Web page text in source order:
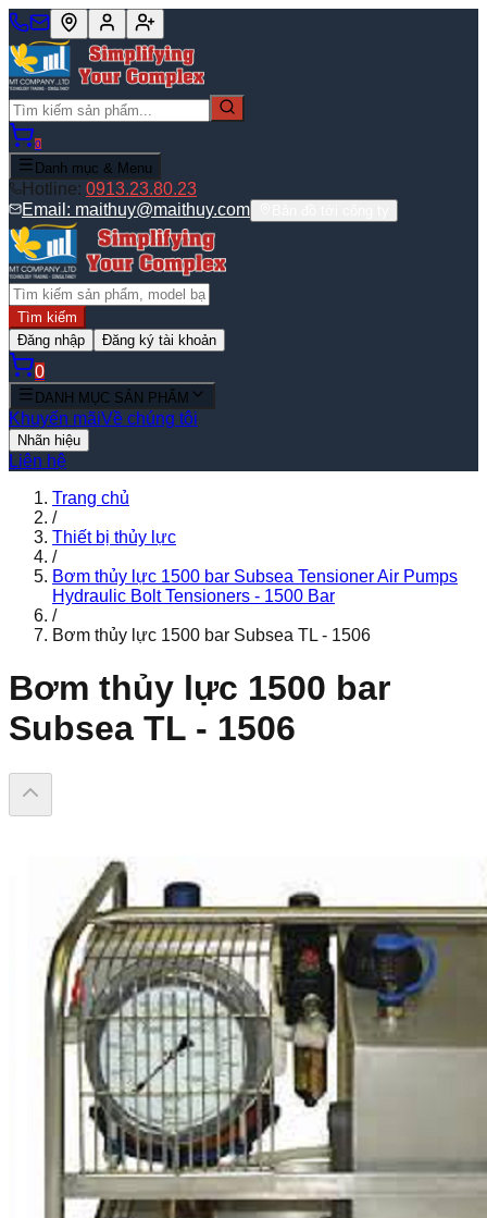
0
Danh mục & Menu
Hotline: 0913.23.80.23
Email: maithuy@maithuy.com
Tìm kiếm
Đăng nhập
Đăng ký tài khoản
0
DANH MỤC SẢN PHẨM
Khuyến mãiVề chúng tôi
Nhãn hiệu
Liên hệ
Trang chủ
/
Thiết bị thủy lực
/
Bơm thủy lực 1500 bar Subsea Tensioner Air Pumps
Hydraulic Bolt Tensioners - 1500 Bar
/
Bơm thủy lực 1500 bar Subsea TL - 1506
Bơm thủy lực 1500 bar
Subsea TL - 1506